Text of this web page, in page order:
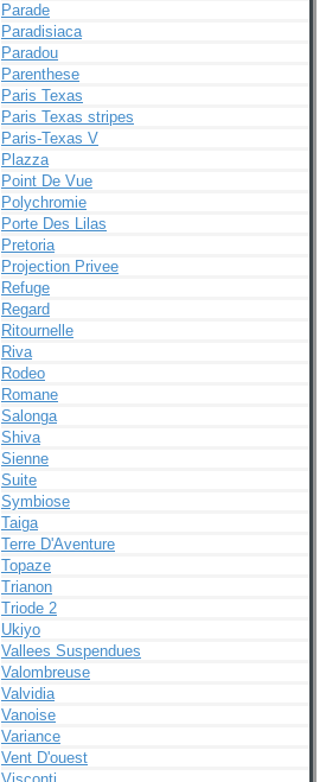
Parade
Paradisiaca
Paradou
Parenthese
Paris Texas
Paris Texas stripes
Paris-Texas V
Plazza
Point De Vue
Polychromie
Porte Des Lilas
Pretoria
Projection Privee
Refuge
Regard
Ritournelle
Riva
Rodeo
Romane
Salonga
Shiva
Sienne
Suite
Symbiose
Taiga
Terre D'Aventure
Topaze
Trianon
Triode 2
Ukiyo
Vallees Suspendues
Valombreuse
Valvidia
Vanoise
Variance
Vent D'ouest